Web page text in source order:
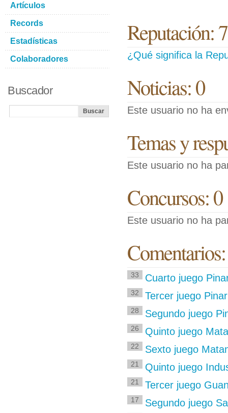
Reputación:
¿Qué significa la
Noticias: 0
Este usuario no ha
Temas y
Este usuario no ha
Concursos: 0
Este usuario no ha
33 Cuarto juego
32 Tercer juego
28 Segundo juego
26 Quinto juego
22 Sexto juego
21 Quinto juego
21 Tercer juego
17 Segundo juego
Artículos
Records
Estadísticas
Colaboradores
Buscador